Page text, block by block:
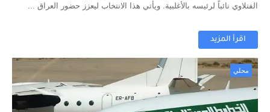
الفتلاوي نائباً لرئيسه بالأغلبية. ويأتي هذا الانتخاب ليعزز حضور العراق ...
اقرأ المزيد
محلي